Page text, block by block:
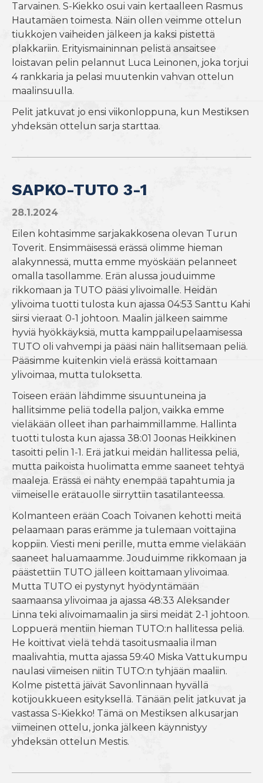
Tarvainen. S-Kiekko osui vain kertaalleen Rasmus
Hautamäen toimesta. Näin ollen veimme ottelun
tiukkojen vaiheiden jälkeen ja kaksi pistettä
plakkariin. Erityismaininnan pelistä ansaitsee
loistavan pelin pelannut Luca Leinonen, joka torjui
4 rankkaria ja pelasi muutenkin vahvan ottelun
maalinsuulla.
Pelit jatkuvat jo ensi viikonloppuna, kun Mestiksen
yhdeksän ottelun sarja starttaa.
SAPKO-TUTO 3-1
28.1.2024
Eilen kohtasimme sarjakakkosena olevan Turun
Toverit. Ensimmäisessä erässä olimme hieman
alakynnessä, mutta emme myöskään pelanneet
omalla tasollamme. Erän alussa jouduimme
rikkomaan ja TUTO pääsi ylivoimalle. Heidän
ylivoima tuotti tulosta kun ajassa 04:53 Santtu Kahi
siirsi vieraat 0-1 johtoon. Maalin jälkeen saimme
hyviä hyökkäyksiä, mutta kamppailupelaamisessa
TUTO oli vahvempi ja pääsi näin hallitsemaan peliä.
Pääsimme kuitenkin vielä erässä koittamaan
ylivoimaa, mutta tuloksetta.
Toiseen erään lähdimme sisuuntuneina ja
hallitsimme peliä todella paljon, vaikka emme
vieläkään olleet ihan parhaimmillamme. Hallinta
tuotti tulosta kun ajassa 38:01 Joonas Heikkinen
tasoitti pelin 1-1. Erä jatkui meidän hallitessa peliä,
mutta paikoista huolimatta emme saaneet tehtyä
maaleja. Erässä ei nähty enempää tapahtumia ja
viimeiselle erätauolle siirryttiin tasatilanteessa.
Kolmanteen erään Coach Toivanen kehotti meitä
pelaamaan paras erämme ja tulemaan voittajina
koppiin. Viesti meni perille, mutta emme vieläkään
saaneet haluamaamme. Jouduimme rikkomaan ja
päästettiin TUTO jälleen koittamaan ylivoimaa.
Mutta TUTO ei pystynyt hyödyntämään
saamaansa ylivoimaa ja ajassa 48:33 Aleksander
Linna teki alivoimamaalin ja siirsi meidät 2-1 johtoon.
Loppuerä mentiin hieman TUTO:n hallitessa peliä.
He koittivat vielä tehdä tasoitusmaalia ilman
maalivahtia, mutta ajassa 59:40 Miska Vattukumpu
naulasi viimeisen niitin TUTO:n tyhjään maaliin.
Kolme pistettä jäivät Savonlinnaan hyvällä
kotijoukkueen esityksellä. Tänään pelit jatkuvat ja
vastassa S-Kiekko! Tämä on Mestiksen alkusarjan
viimeinen ottelu, jonka jälkeen käynnistyy
yhdeksän ottelun Mestis.